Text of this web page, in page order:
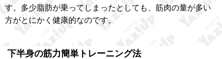
す。多少脂肪が乗ってしまったとしても、筋肉の量が多い
方がとにかく健康的なのです。
下半身の筋力簡単トレーニング法